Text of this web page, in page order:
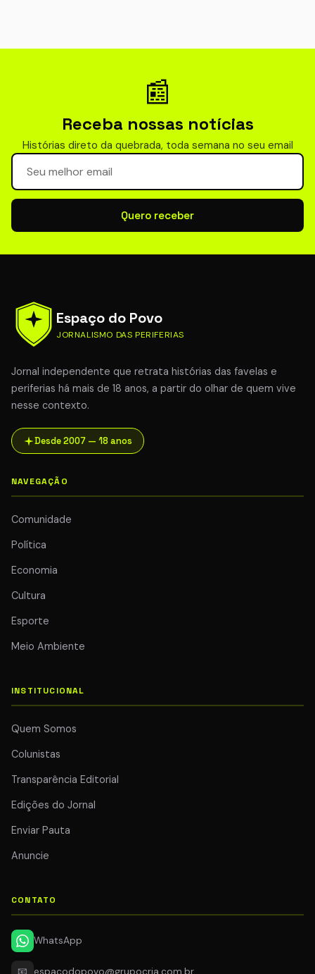
📰
Receba nossas notícias
Histórias direto da quebrada, toda semana no seu email
Seu email para newsletter
Quero receber
Espaço do Povo
JORNALISMO DAS PERIFERIAS
Jornal independente que retrata histórias das favelas e
periferias há mais de 18 anos, a partir do olhar de quem vive
nesse contexto.
Desde 2007 — 18 anos
NAVEGAÇÃO
Comunidade
Política
Economia
Cultura
Esporte
Meio Ambiente
INSTITUCIONAL
Quem Somos
Colunistas
Transparência Editorial
Edições do Jornal
Enviar Pauta
Anuncie
CONTATO
WhatsApp
📧 espacodopovo@grupocria.com.br